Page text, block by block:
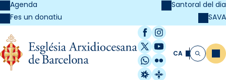
Agenda
Fes un donatiu
Santoral del dia
SAVA
Facebook
Instagram
X / Twitter
YouTube
WhatsApp
Flickr
Radio Estel
Catalunya
CA Cerca